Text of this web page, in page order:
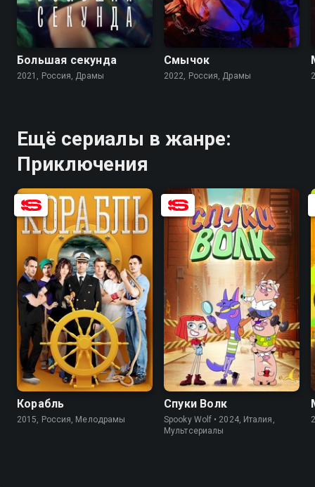
8.3 8.0
Большая секунда
2021, Россия, Драмы
7.7 8.2
Смычок
2022, Россия, Драмы
Ещё сериалы в жанре:
Приключения
8.0 5.6
Корабль
2015, Россия, Мелодрамы
Спуки Волк
Spooky Wolf • 2024, Италия,
Мультсериалы